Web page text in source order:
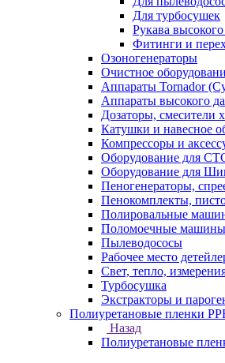
Для турбосушек
Рукава
Фитинги и
Озоногенераторы
Очистное
Аппараты Tornador
Аппараты высокого
Дозаторы, смесители
Катушки и навесное
Компрессоры и
Оборудование для
Оборудование для
Пеногенераторы,
Пенокомплекты,
Полировальные
Поломоечные машины
Пылеводососы
Рабочее место
Свет, тепло,
Турбосушка
Экстракторы и
Полиуретановые пленки
Назад
Полиуретановые